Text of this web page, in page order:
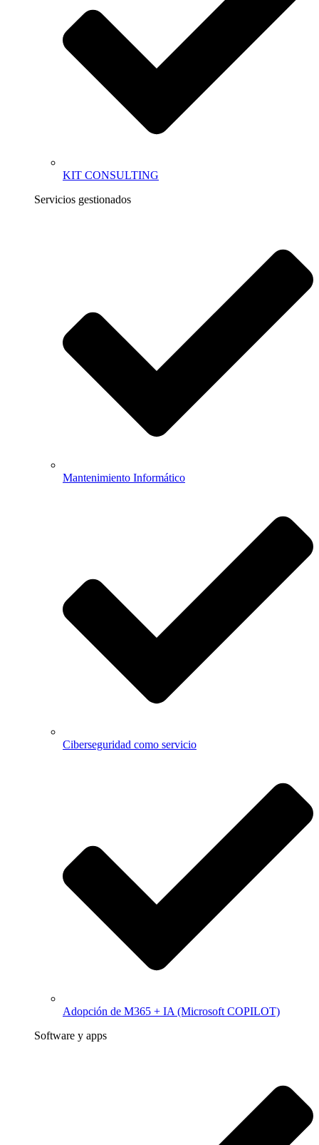
KIT CONSULTING
Servicios gestionados
Mantenimiento Informático
Ciberseguridad como servicio
Adopción de M365 + IA (Microsoft COPILOT)
Software y apps